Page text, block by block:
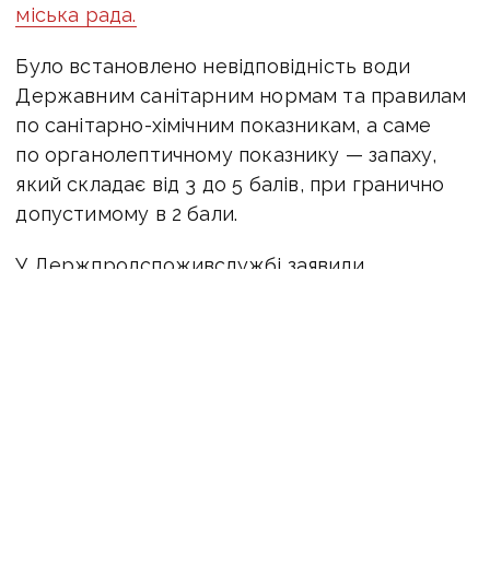
міська рада.
Було встановлено невідповідність води
Державним санітарним нормам та правилам
по санітарно-хімічним показникам, а саме
по органолептичному показнику — запаху,
який складає від 3 до 5 балів, при гранично
допустимому в 2 бали.
У Держпродспоживслужбі заявили,